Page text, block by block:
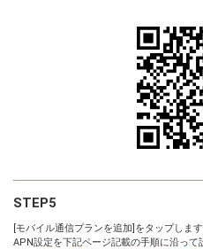
STEP5
[モバイル通信プランを追加]をタップします
APN設定を下記ページ記載の手順に沿って